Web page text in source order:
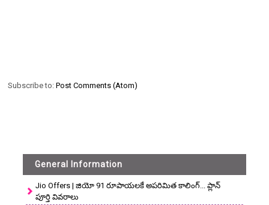
Subscribe to:Post Comments (Atom)
General Information
Jio Offers | జియో 91 రూపాయలకే అపరిమిత కాలింగ్... ప్లాన్
పూర్తి వివరాలు